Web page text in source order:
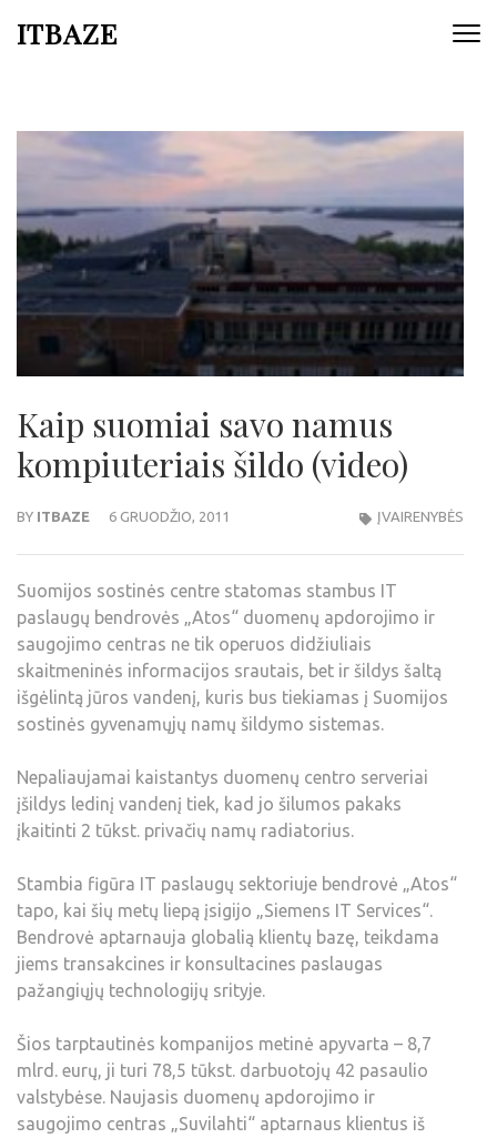
ITBAZE
Kaip suomiai savo namus
kompiuteriais šildo (video)
BY ITBAZE 6 GRUODŽIO, 2011 ĮVAIRENYBĖS
Suomijos sostinės centre statomas stambus IT
paslaugų bendrovės „Atos“ duomenų apdorojimo ir
saugojimo centras ne tik operuos didžiuliais
skaitmeninės informacijos srautais, bet ir šildys šaltą
išgėlintą jūros vandenį, kuris bus tiekiamas į Suomijos
sostinės gyvenamųjų namų šildymo sistemas.
Nepaliaujamai kaistantys duomenų centro serveriai
įšildys ledinį vandenį tiek, kad jo šilumos pakaks
įkaitinti 2 tūkst. privačių namų radiatorius.
Stambia figūra IT paslaugų sektoriuje bendrovė „Atos“
tapo, kai šių metų liepą įsigijo „Siemens IT Services“.
Bendrovė aptarnauja globalią klientų bazę, teikdama
jiems transakcines ir konsultacines paslaugas
pažangiųjų technologijų srityje.
Šios tarptautinės kompanijos metinė apyvarta – 8,7
mlrd. eurų, ji turi 78,5 tūkst. darbuotojų 42 pasaulio
valstybėse. Naujasis duomenų apdorojimo ir
saugojimo centras „Suvilahti“ aptarnaus klientus iš